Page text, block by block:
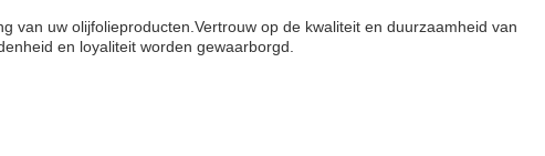
van uw olijfolieproducten.Vertrouw op de kwaliteit en duurzaamheid van
en loyaliteit worden gewaarborgd.